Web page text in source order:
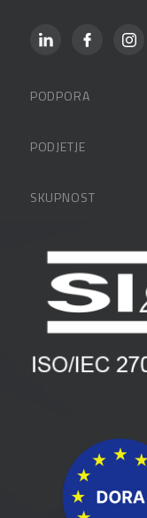
PODPORA
FAQ – pogosta
PODJETJE
Zaposlitev
Vlagatelji
Pogoji in pogodbe
SKUPNOST
Blog
Spletni seminarji